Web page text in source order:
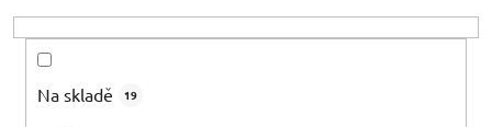
o
d
Na skladě 19